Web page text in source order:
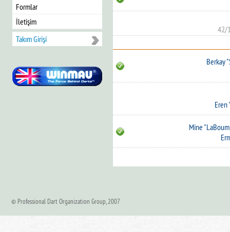
Formlar
İletişim
Takım Girişi
42/
Berkay
Eren
Mine
© Professional Dart Organization Group, 2007